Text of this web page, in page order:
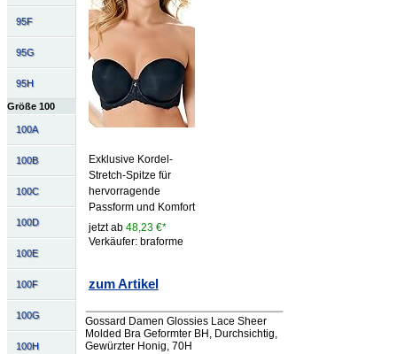
95F
95G
95H
Größe 100
100A
100B
100C
100D
100E
100F
100G
100H
Exklusive Kordel-
Stretch-Spitze für
hervorragende
Passform und Komfort
jetzt ab 48,23 €*
Verkäufer: braforme
zum Artikel
Gossard Damen Glossies Lace Sheer
Molded Bra Geformter BH, Durchsichtig,
Gewürzter Honig, 70H